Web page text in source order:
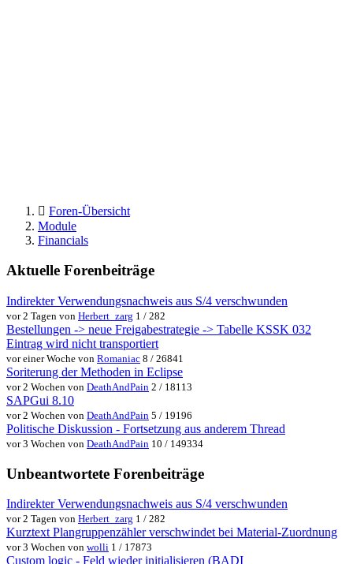
Foren-Übersicht
Module
Financials
Aktuelle Forenbeiträge
Indirekter Verwendungsnachweis aus S/4 verschwunden
vor 2 Tagen von Herbert_zarg 1 / 282
Bestellungen -> neue Freigabestrategie -> Tabelle KSSK 032
Eintrag wird nicht transportiert
vor einer Woche von Romaniac 8 / 26841
Soriterung der Methoden in Eclipse
vor 2 Wochen von DeathAndPain 2 / 18113
SAPGui 8.10
vor 2 Wochen von DeathAndPain 5 / 19196
Politische Diskussion - Fortsetzung aus anderem Thread
vor 3 Wochen von DeathAndPain 10 / 149334
Unbeantwortete Forenbeiträge
Indirekter Verwendungsnachweis aus S/4 verschwunden
vor 2 Tagen von Herbert_zarg 1 / 282
Kurztext Plangruppenzähler verschwindet bei Material-Zuordnung
vor 3 Wochen von wolli 1 / 17873
Custom logic - Feld wieder initialisieren (BADI